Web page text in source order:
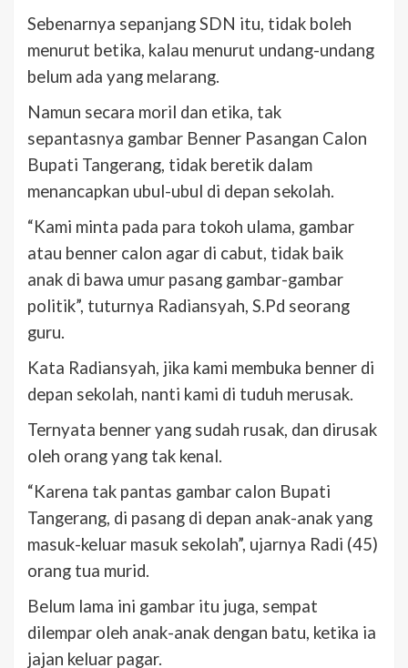
Sebenarnya sepanjang SDN itu, tidak boleh
menurut betika, kalau menurut undang-undang
belum ada yang melarang.
Namun secara moril dan etika, tak
sepantasnya gambar Benner Pasangan Calon
Bupati Tangerang, tidak beretik dalam
menancapkan ubul-ubul di depan sekolah.
“Kami minta pada para tokoh ulama, gambar
atau benner calon agar di cabut, tidak baik
anak di bawa umur pasang gambar-gambar
politik”, tuturnya Radiansyah, S.Pd seorang
guru.
Kata Radiansyah, jika kami membuka benner di
depan sekolah, nanti kami di tuduh merusak.
Ternyata benner yang sudah rusak, dan dirusak
oleh orang yang tak kenal.
“Karena tak pantas gambar calon Bupati
Tangerang, di pasang di depan anak-anak yang
masuk-keluar masuk sekolah”, ujarnya Radi (45)
orang tua murid.
Belum lama ini gambar itu juga, sempat
dilempar oleh anak-anak dengan batu, ketika ia
jajan keluar pagar.